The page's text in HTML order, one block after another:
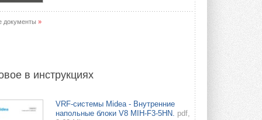
документы »
в инструкциях
VRF-системы Midea - Внутренние
напольные блоки V8 MIH-F3-5HN. pdf,